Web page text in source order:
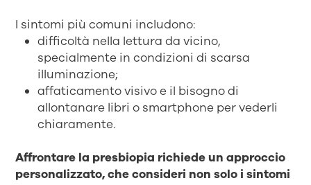
I sintomi più comuni includono:
difficoltà nella lettura da vicino,
specialmente in condizioni di scarsa
illuminazione;
affaticamento visivo e il bisogno di
allontanare libri o smartphone per vederli
chiaramente.
Affrontare la presbiopia richiede un approccio
personalizzato, che consideri non solo i sintomi